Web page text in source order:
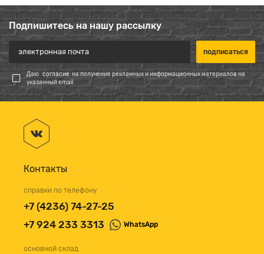
Подпишитесь на нашу рассылку
Даю согласие на получение рекламных и информационных материалов на
указанный email
Контакты
справки по телефону
+7 (4236) 74-27-25
+7 924 233 3313
WhatsApp
основной склад